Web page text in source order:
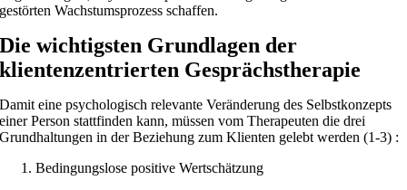
gestörten Wachstumsprozess schaffen.
Die wichtigsten Grundlagen der
klientenzentrierten Gesprächstherapie
Damit eine psychologisch relevante Veränderung des Selbstkonzepts
einer Person stattfinden kann, müssen vom Therapeuten die drei
Grundhaltungen in der Beziehung zum Klienten gelebt werden (1-3) :
Bedingungslose positive Wertschätzung